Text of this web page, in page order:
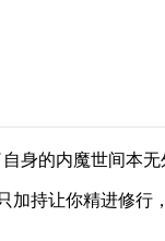
身的内魔世间本
持让你精进修行